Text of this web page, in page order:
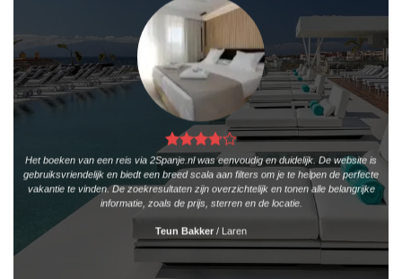
Het boeken van een reis via 2Spanje.nl was eenvoudig en duidelijk. De website is
gebruiksvriendelijk en biedt een breed scala aan filters om je te helpen de perfecte
vakantie te vinden. De zoekresultaten zijn overzichtelijk en tonen alle belangrijke
informatie, zoals de prijs, sterren en de locatie.
Teun Bakker / Laren